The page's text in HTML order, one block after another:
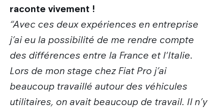
raconte vivement !
“Avec ces deux expériences en entreprise
j’ai eu la possibilité de me rendre compte
des différences entre la France et l'Italie.
Lors de mon stage chez Fiat Pro j’ai
beaucoup travaillé autour des véhicules
utilitaires, on avait beaucoup de travail. Il n’y